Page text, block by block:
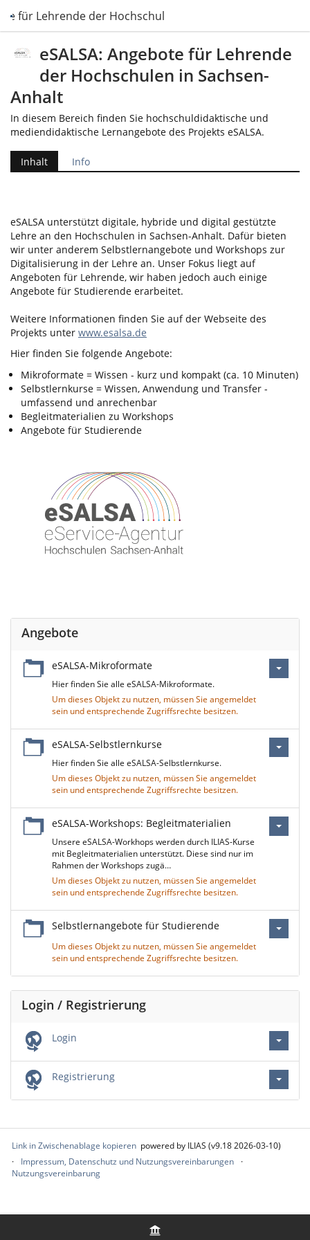
für Lehrende der Hochschulen in Sachsen-Anhalt
eSALSA: Angebote für Lehrende
der Hochschulen in Sachsen-
Anhalt
In diesem Bereich finden Sie hochschuldidaktische und
mediendidaktische Lernangebote des Projekts eSALSA.
Inhalt Info
eSALSA unterstützt digitale, hybride und digital gestützte
Lehre an den Hochschulen in Sachsen-Anhalt. Dafür bieten
wir unter anderem Selbstlernangebote und Workshops zur
Digitalisierung in der Lehre an. Unser Fokus liegt auf
Angeboten für Lehrende, wir haben jedoch auch einige
Angebote für Studierende erarbeitet.
Weitere Informationen finden Sie auf der Webseite des
Projekts unter www.esalsa.de
Hier finden Sie folgende Angebote:
Mikroformate = Wissen - kurz und kompakt (ca. 10 Minuten)
Selbstlernkurse = Wissen, Anwendung und Transfer -
umfassend und anrechenbar
Begleitmaterialien zu Workshops
Angebote für Studierende
Angebote
eSALSA-Mikroformate
Hier finden Sie alle eSALSA-Mikroformate.
Um dieses Objekt zu nutzen, müssen Sie angemeldet
sein und entsprechende Zugriffsrechte besitzen.
eSALSA-Selbstlernkurse
Hier finden Sie alle eSALSA-Selbstlernkurse.
Um dieses Objekt zu nutzen, müssen Sie angemeldet
sein und entsprechende Zugriffsrechte besitzen.
eSALSA-Workshops: Begleitmaterialien
Unsere eSALSA-Workhops werden durch ILIAS-Kurse
mit Begleitmaterialien unterstützt. Diese sind nur im
Rahmen der Workshops zugä…
Um dieses Objekt zu nutzen, müssen Sie angemeldet
sein und entsprechende Zugriffsrechte besitzen.
Selbstlernangebote für Studierende
Um dieses Objekt zu nutzen, müssen Sie angemeldet
sein und entsprechende Zugriffsrechte besitzen.
Login / Registrierung
Login
Registrierung
Link in Zwischenablage kopieren powered by ILIAS (v9.18 2026-03-10)
Impressum, Datenschutz und Nutzungsvereinbarungen
Nutzungsvereinbarung